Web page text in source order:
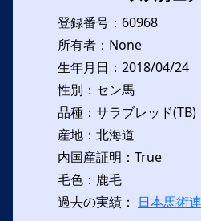
登録番号：60968
所有者：None
生年月日：2018/04/24
性別：セン馬
品種：サラブレッド(TB)
産地：北海道
内国産証明：True
毛色：鹿毛
過去の実績： 日本馬術